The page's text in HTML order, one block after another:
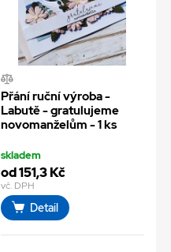
Přání ruční výroba -
Labutě - gratulujeme
novomanželům - 1 ks
skladem
od 151,3 Kč
vč. DPH
Detail